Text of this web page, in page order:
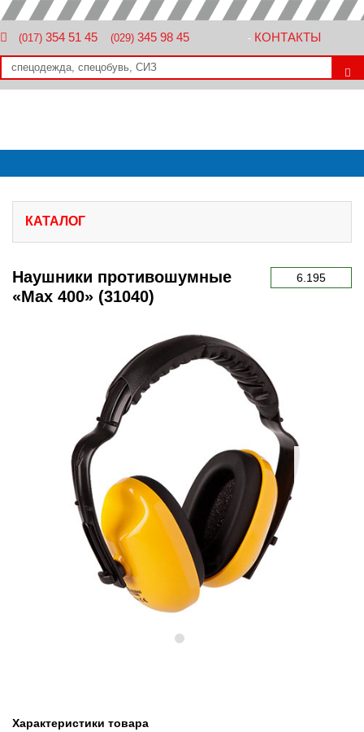
(017) 354 51 45 (029) 345 98 45 - КОНТАКТЫ
КАТАЛОГ
Наушники противошумные
«Max 400» (31040)
6.195
Предыдущий
Характеристики товара